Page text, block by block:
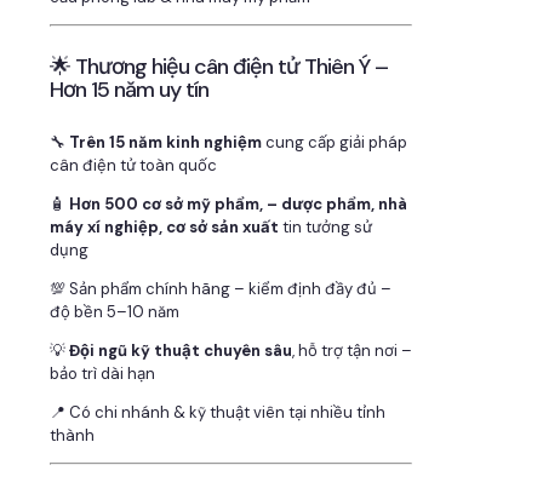
🌟 Thương hiệu cân điện tử Thiên Ý –
Hơn 15 năm uy tín
🔧 Trên 15 năm kinh nghiệmcung cấp giải pháp
cân điện tử toàn quốc
🧴 Hơn 500 cơ sở mỹ phẩm, – dược phẩm, nhà
máy xí nghiệp, cơ sở sản xuất tin tưởng sử
dụng
💯 Sản phẩm chính hãng – kiểm định đầy đủ –
độ bền 5–10 năm
💡Đội ngũ kỹ thuật chuyên sâu, hỗ trợ tận nơi –
bảo trì dài hạn
📍 Có chi nhánh & kỹ thuật viên tại nhiều tỉnh
thành